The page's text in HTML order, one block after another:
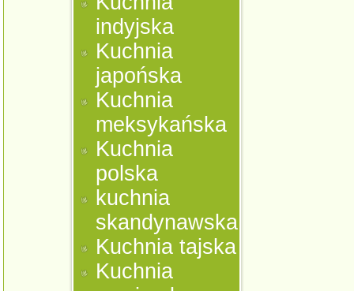
indyjska
Kuchnia
japońska
Kuchnia
meksykańska
Kuchnia
polska
kuchnia
skandynawska
Kuchnia tajska
Kuchnia